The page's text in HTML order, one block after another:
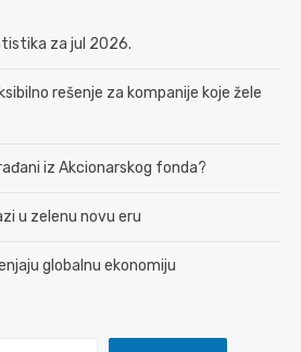
za jul 2026.
rešenje za kompanije koje žele
iz Akcionarskog fonda?
u zelenu novu eru
globalnu ekonomiju